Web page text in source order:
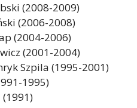
(2008-2009)
(2006-2008)
(2004-2006)
(2001-2004)
Szpila (1995-2001)
1995)